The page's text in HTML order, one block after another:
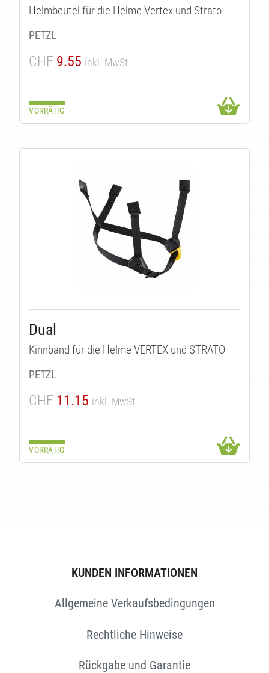
Helmbeutel für die Helme Vertex und Strato
PETZL
CHF 9.55 inkl. MwSt
VORRÄTIG
Dual
Kinnband für die Helme VERTEX und STRATO
PETZL
CHF 11.15 inkl. MwSt
VORRÄTIG
KUNDEN INFORMATIONEN
Allgemeine Verkaufsbedingungen
Rechtliche Hinweise
Rückgabe und Garantie